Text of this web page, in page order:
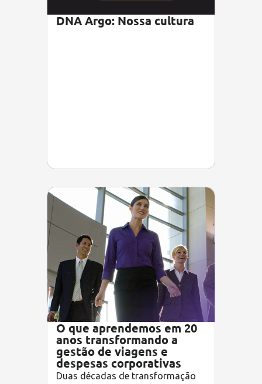
DNA Argo: Nossa cultura
O que aprendemos em 20
anos transformando a
gestão de viagens e
despesas corporativas
Duas décadas de transformação